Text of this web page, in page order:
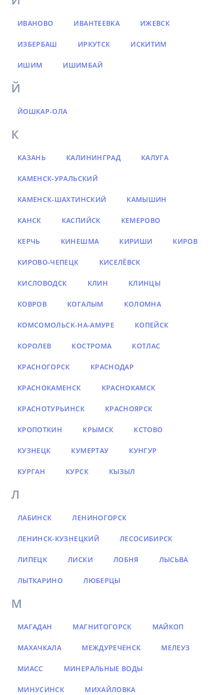
ИВАНОВО ИВАНТЕЕВКА ИЖЕВСК
ИЗБЕРБАШ ИРКУТСК ИСКИТИМ
ИШИМ ИШИМБАЙ
Й
ЙОШКАР-ОЛА
К
КАЗАНЬ КАЛИНИНГРАД КАЛУГА
КАМЕНСК-УРАЛЬСКИЙ
КАМЕНСК-ШАХТИНСКИЙ КАМЫШИН
КАНСК КАСПИЙСК КЕМЕРОВО
КЕРЧЬ КИНЕШМА КИРИШИ КИРОВ
КИРОВО-ЧЕПЕЦК КИСЕЛЁВСК
КИСЛОВОДСК КЛИН КЛИНЦЫ
КОВРОВ КОГАЛЫМ КОЛОМНА
КОМСОМОЛЬСК-НА-АМУРЕ КОПЕЙСК
КОРОЛЕВ КОСТРОМА КОТЛАС
КРАСНОГОРСК КРАСНОДАР
КРАСНОКАМЕНСК КРАСНОКАМСК
КРАСНОТУРЬИНСК КРАСНОЯРСК
КРОПОТКИН КРЫМСК КСТОВО
КУЗНЕЦК КУМЕРТАУ КУНГУР
КУРГАН КУРСК КЫЗЫЛ
Л
ЛАБИНСК ЛЕНИНОГОРСК
ЛЕНИНСК-КУЗНЕЦКИЙ ЛЕСОСИБИРСК
ЛИПЕЦК ЛИСКИ ЛОБНЯ ЛЫСЬВА
ЛЫТКАРИНО ЛЮБЕРЦЫ
М
МАГАДАН МАГНИТОГОРСК МАЙКОП
МАХАЧКАЛА МЕЖДУРЕЧЕНСК МЕЛЕУЗ
МИАСС МИНЕРАЛЬНЫЕ ВОДЫ
МИНУСИНСК МИХАЙЛОВКА